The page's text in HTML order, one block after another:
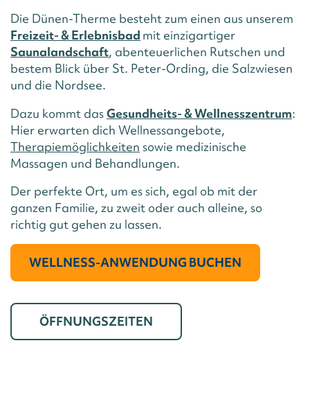
Die Dünen-Therme besteht zum einen aus unserem
Freizeit- & Erlebnisbad mit einzigartiger
Saunalandschaft, abenteuerlichen Rutschen und
bestem Blick über St. Peter-Ording, die Salzwiesen
und die Nordsee.
Dazu kommt dasGesundheits- & Wellnesszentrum:
Hier erwarten dich Wellnessangebote,
Therapiemöglichkeiten sowie medizinische
Massagen und Behandlungen.
Der perfekte Ort, um es sich, egal ob mit der
ganzen Familie, zu zweit oder auch alleine, so
richtig gut gehen zu lassen.
WELLNESS-ANWENDUNG BUCHEN
ÖFFNUNGSZEITEN